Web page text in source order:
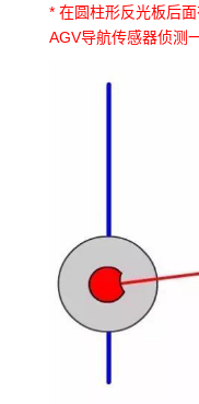
* 在圆柱形反光板后
AGV导航传感器侦测